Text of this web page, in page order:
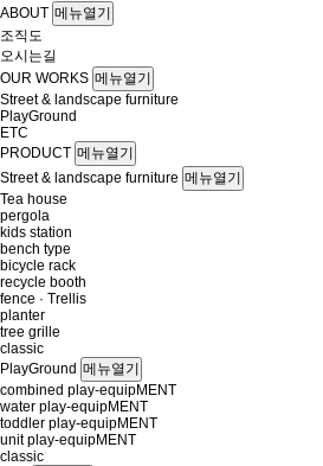
ABOUT 메뉴열기
조직도
오시는길
OUR WORKS 메뉴열기
Street & landscape furniture
PlayGround
ETC
PRODUCT 메뉴열기
Street & landscape furniture 메뉴열기
Tea house
pergola
kids station
bench type
bicycle rack
recycle booth
fence · Trellis
planter
tree grille
classic
PlayGround 메뉴열기
combined play-equipMENT
water play-equipMENT
toddler play-equipMENT
unit play-equipMENT
classic